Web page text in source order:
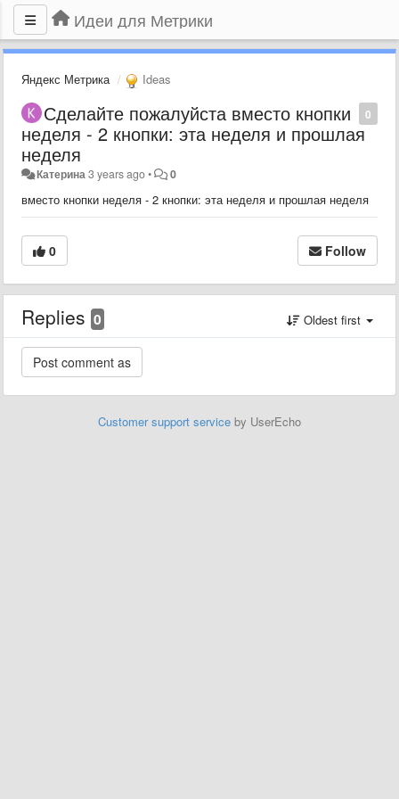
Идеи для Метрики
Яндекс Метрика Ideas
0
Сделайте пожалуйста вместо кнопки
неделя - 2 кнопки: эта неделя и прошлая
неделя
Катерина 3 years ago• 0
вместо кнопки неделя - 2 кнопки: эта неделя и прошлая неделя
0 Follow
Replies 0 Oldest first
Customer support service by UserEcho